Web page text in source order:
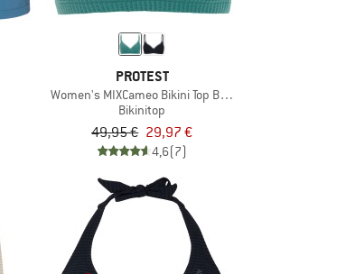
PROTEST
Women's MIXCameo Bikini Top BCD-Cup
Bikinitop
49,95 € 29,97 €
4,6(7)